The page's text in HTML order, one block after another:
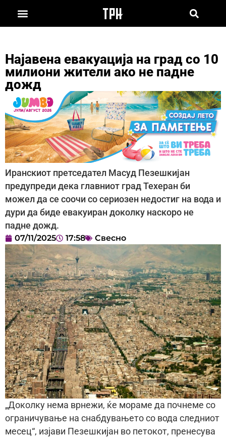
Најавена евакуација на град со 10
милиони жители ако не падне
дожд
Иранскиот претседател Масуд Пезешкијан
предупреди дека главниот град Техеран би
можел да се соочи со сериозен недостиг на вода и
дури да биде евакуиран доколку наскоро не
падне дожд.
07/11/2025 17:58 Свесно
„Доколку нема врнежи, ќе мораме да почнеме со
ограничување на снабдувањето со вода следниот
месец“, изјави Пезешкијан во петокот, пренесува